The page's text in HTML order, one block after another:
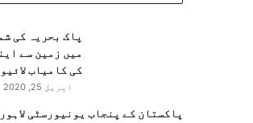
پاک بحریہ کی
میں زمین سے
کی کامیاب
اپریل 25, 2020
پاکستان کے پنجاب یونیورسٹی